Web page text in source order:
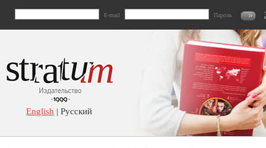
E-mail Пароль
English | Русский